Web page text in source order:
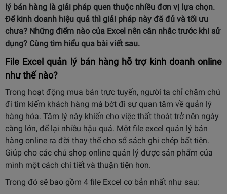
lý bán hàng là giải pháp quen thuộc nhiều đơn vị lựa chọn.
Để kinh doanh hiệu quả thì giải pháp này đã đủ và tối ưu
chưa? Những điểm nào của Excel nên cân nhắc trước khi sử
dụng? Cùng tìm hiểu qua bài viết sau.
File Excel quản lý bán hàng hỗ trợ kinh doanh online
như thế nào?
Trong hoạt động mua bán trực tuyến, người ta chỉ chăm chú
đi tìm kiếm khách hàng mà bớt đi sự quan tâm về quản lý
hàng hóa. Tâm lý này khiến cho việc thất thoát trở nên ngày
càng lớn, để lại nhiều hậu quả. Một file excel quản lý bán
hàng online ra đời thay thế cho sổ sách ghi chép bất tiện.
Giúp cho các chủ shop online quản lý được sản phẩm của
mình một cách chi tiết và thuận tiện hơn.
Trong đó sẽ bao gồm 4 file Excel cơ bản nhất như sau: